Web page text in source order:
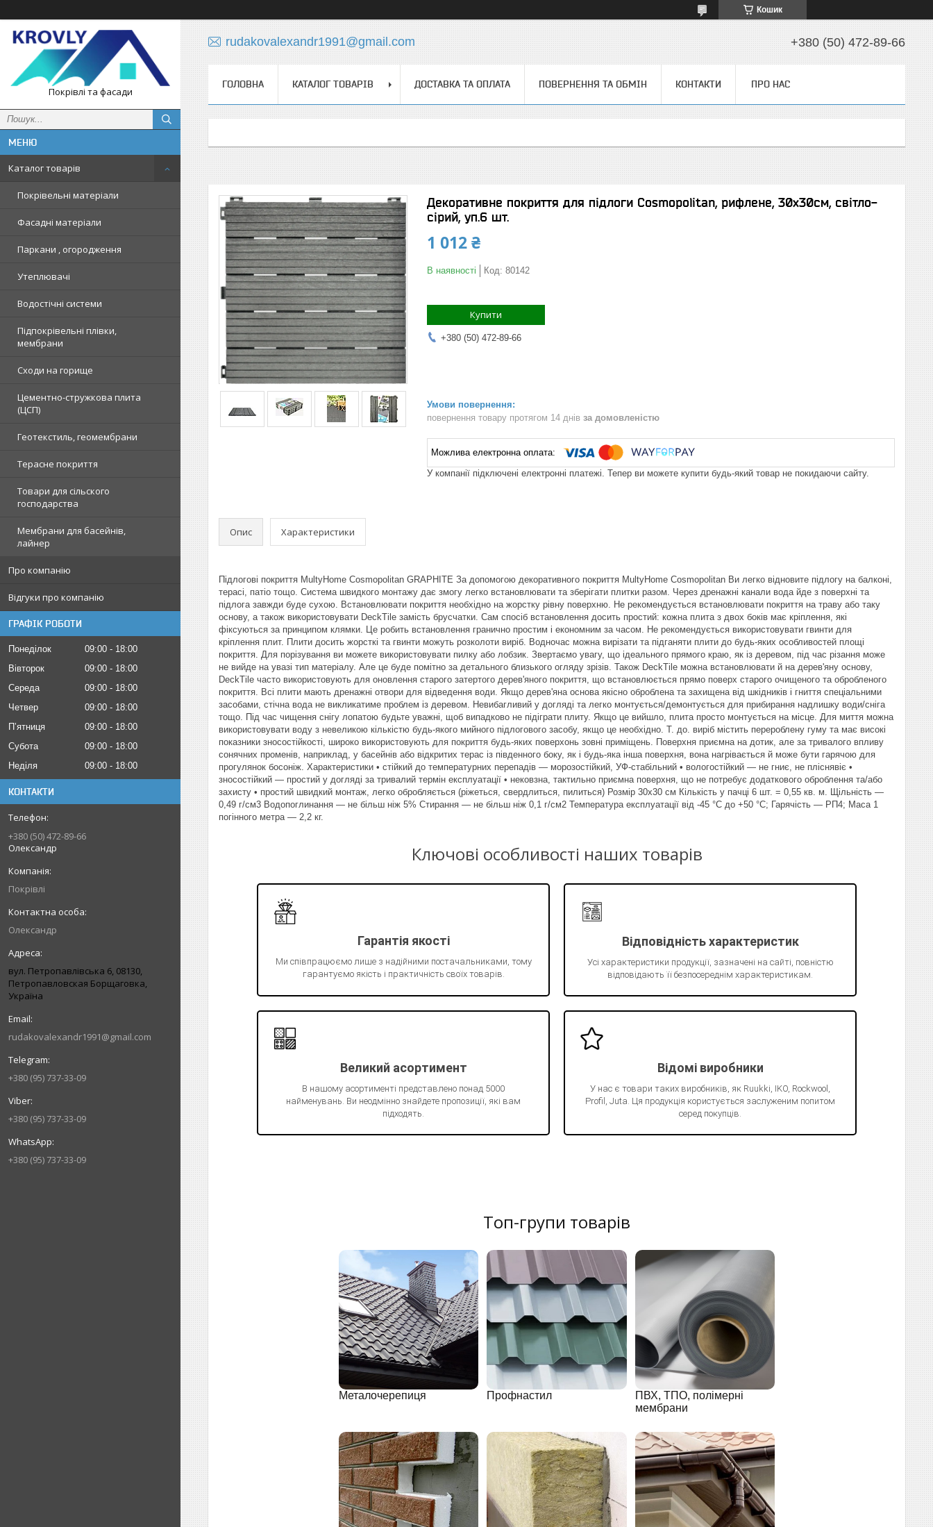
Кошик
Покрівлі та фасади
Каталог товарів
Покрівельні матеріали
Фасадні матеріали
Паркани , огородження
Утеплювачі
Водостічні системи
Підпокрівельні плівки,
мембрани
Сходи на горище
Цементно-стружкова плита
(ЦСП)
Геотекстиль, геомембрани
Терасне покриття
Товари для сільского
господарства
Мембрани для басейнів,
лайнер
Про компанію
Відгуки про компанію
ГРАФІК РОБОТИ
Понеділок 09:00
18:00
Вівторок
09:00
18:00
Середа
09:00
18:00
Четвер
09:00
18:00
Пʼятниця
09:00
18:00
Субота
09:00
18:00
Неділя
09:00 18:00
КОНТАКТИ
+380 (50) 472-89-66
Олександр
Покрівлі
Олександр
вул. Петропавлівська 6, 08130,
Петропавловская Борщаговка,
Україна
rudakovalexandr1991@gmail.com
+380 (95) 737-33-09
+380 (95) 737-33-09
+380 (95) 737-33-09
rudakovalexandr1991@gmail.com +380 (50) 472-89-66
ГОЛОВНА КАТАЛОГ ТОВАРІВ ДОСТАВКА ТА ОПЛАТА ПОВЕРНЕННЯ ТА ОБМІН КОНТАКТИ ПРО НАС
Декоративне покриття для підлоги Cosmopolitan, рифлене, 30х30см, світло-
сірий, уп.6 шт.
1 012 ₴
В наявності Код: 80142
Купити
+380 (50) 472-89-66
повернення товару протягом 14 днів за домовленістю
У компанії підключені електронні платежі. Тепер ви можете купити будь-який товар не покидаючи сайту.
Опис Характеристики
Підлогові покриття MultyHome Cosmopolitan GRAPHITE За допомогою декоративного покриття MultyHome Cosmopolitan Ви легко відновите підлогу на балконі,
терасі, патіо тощо. Система швидкого монтажу дає змогу легко встановлювати та зберігати плитки разом. Через дренажні канали вода йде з поверхні та
підлога завжди буде сухою. Встановлювати покриття необхідно на жорстку рівну поверхню. Не рекомендується встановлювати покриття на траву або таку
основу, а також використовувати DeckTile замість брусчатки. Сам спосіб встановлення досить простий: кожна плита з двох боків має кріплення, які
фіксуються за принципом клямки. Це робить встановлення гранично простим і економним за часом. Не рекомендується використовувати гвинти для
кріплення плит. Плити досить жорсткі та гвинти можуть розколоти виріб. Водночас можна вирізати та підганяти плити до будь-яких особливостей площі
покриття. Для порізування ви можете використовувати пилку або лобзик. Звертаємо увагу, що ідеального прямого краю, як із деревом, під час різання може
не вийде на увазі тип матеріалу. Але це буде помітно за детального близького огляду зрізів. Також DeckTile можна встановлювати й на дерев'яну основу,
DeckTile часто використовують для оновлення старого затертого дерев'яного покриття, що встановлюється прямо поверх старого очищеного та обробленого
покриття. Всі плити мають дренажні отвори для відведення води. Якщо дерев'яна основа якісно оброблена та захищена від шкідників і гниття спеціальними
засобами, стічна вода не викликатиме проблем із деревом. Невибагливий у догляді та легко монтується/демонтується для прибирання надлишку води/сніга
тощо. Під час чищення снігу лопатою будьте уважні, щоб випадково не підіграти плиту. Якщо це вийшло, плита просто монтується на місце. Для миття можна
використовувати воду з невеликою кількістю будь-якого мийного підлогового засобу, якщо це необхідно. Т. до. виріб містить перероблену гуму та має високі
показники зносостійкості, широко використовують для покриття будь-яких поверхонь зовні приміщень. Поверхня приємна на дотик, але за тривалого впливу
сонячних променів, наприклад, у басейнів або відкритих терас із південного боку, як і будь-яка інша поверхня, вона нагрівається й може бути гарячою для
прогулянок босоніж. Характеристики • стійкий до температурних перепадів — морозостійкий, УФ-стабільний • вологостійкий — не гниє, не пліснявіє •
зносостійкий — простий у догляді за тривалий термін експлуатації • нековзна, тактильно приємна поверхня, що не потребує додаткового оброблення та/або
захисту • простий швидкий монтаж, легко обробляється (ріжеться, свердлиться, пилиться) Розмір 30х30 см Кількість у пачці 6 шт. = 0,55 кв. м. Щільність —
0,49 г/см3 Водопоглинання — не більш ніж 5% Стирання — не більш ніж 0,1 г/см2 Температура експлуатації від -45 °C до +50 °C; Гарячість — РП4; Маса 1
погінного метра — 2,2 кг.
Ключові особливості наших товарів
Гарантія якості
Ми співпрацюємо лише з надійними постачальниками, тому
гарантуємо якість і практичність своїх товарів.
Відповідність характеристик
Усі характеристики продукції, зазначені на сайті, повністю
відповідають її безпосереднім характеристикам.
Великий асортимент
В нашому асортименті представлено понад 5000
найменувань. Ви неодмінно знайдете пропозиції, які вам
підходять.
Відомі виробники
У нас є товари таких виробників, як Ruukki, IKO, Rockwool,
Profil, Juta. Ця продукція користується заслуженим попитом
серед покупців.
Топ-групи товарів
Металочерепиця Профнастил
ПВХ, ТПО, полімерні
мембрани